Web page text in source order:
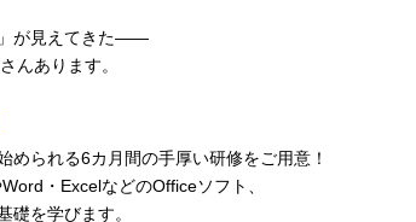
」が見えてきた――
んあります。
られる6カ月間の手厚い研修をご用意！
・ExcelなどのOfficeソフト、
礎を学びます。